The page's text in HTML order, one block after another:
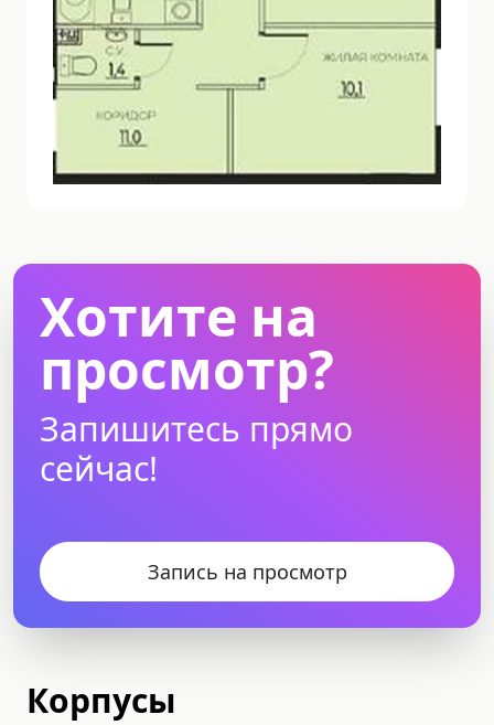
Хотите на
просмотр?
Запишитесь прямо
сейчас!
Запись на просмотр
Корпусы